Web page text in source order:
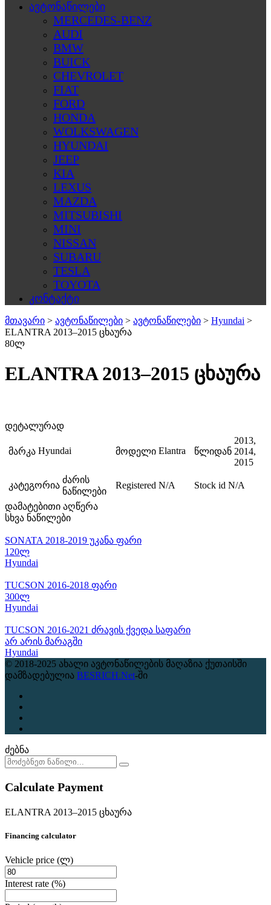
ავტონაწილები
MERCEDES-BENZ
AUDI
BMW
BUICK
CHEVROLET
FIAT
FORD
HONDA
WOLKSWAGEN
HYUNDAI
JEEP
KIA
LEXUS
MAZDA
MITSUBISHI
MINI
NISSAN
SUBARU
TESLA
TOYOTA
კონტაქტი
მთავარი > ავტონაწილები > ავტონაწილები > Hyundai >
ELANTRA 2013–2015 ცხაურა
80ლ
ELANTRA 2013–2015 ცხაურა
დეტალურად
მარკა Hyundai მოდელი Elantra წლიდან
2013,
2014,
2015
კატეგორია
ძარის
ნაწილები
Registered N/A Stock id N/A
დამატებითი აღწერა
სხვა ნაწილები
SONATA 2018-2019 უკანა ფარი
120ლ
Hyundai
TUCSON 2016-2018 ფარი
300ლ
Hyundai
TUCSON 2016-2021 ძრავის ქვედა საფარი
არ არის მარაგში
Hyundai
© 2018-2025 ახალი ავტონაწილების მაღაზია ქუთაისში
დამზადებულია BESRICH.Net-ში
ძებნა
Calculate Payment
ELANTRA 2013–2015 ცხაურა
Financing calculator
Vehicle price (ლ)
Interest rate (%)